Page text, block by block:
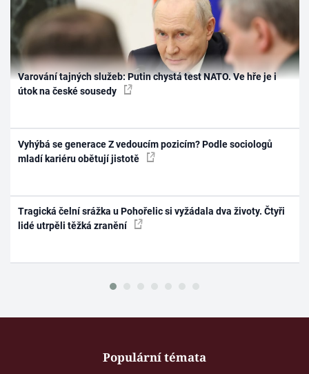
Varování tajných služeb: Putin chystá test NATO. Ve hře je i
útok na české sousedy
Vyhýbá se generace Z vedoucím pozicím? Podle sociologů
mladí kariéru obětují jistotě
Tragická čelní srážka u Pohořelic si vyžádala dva životy. Čtyři
lidé utrpěli těžká zranění
Populární témata